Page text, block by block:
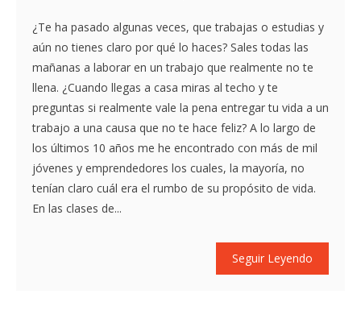
¿Te ha pasado algunas veces, que trabajas o estudias y
aún no tienes claro por qué lo haces? Sales todas las
mañanas a laborar en un trabajo que realmente no te
llena. ¿Cuando llegas a casa miras al techo y te
preguntas si realmente vale la pena entregar tu vida a un
trabajo a una causa que no te hace feliz? A lo largo de
los últimos 10 años me he encontrado con más de mil
jóvenes y emprendedores los cuales, la mayoría, no
tenían claro cuál era el rumbo de su propósito de vida.
En las clases de...
Seguir Leyendo